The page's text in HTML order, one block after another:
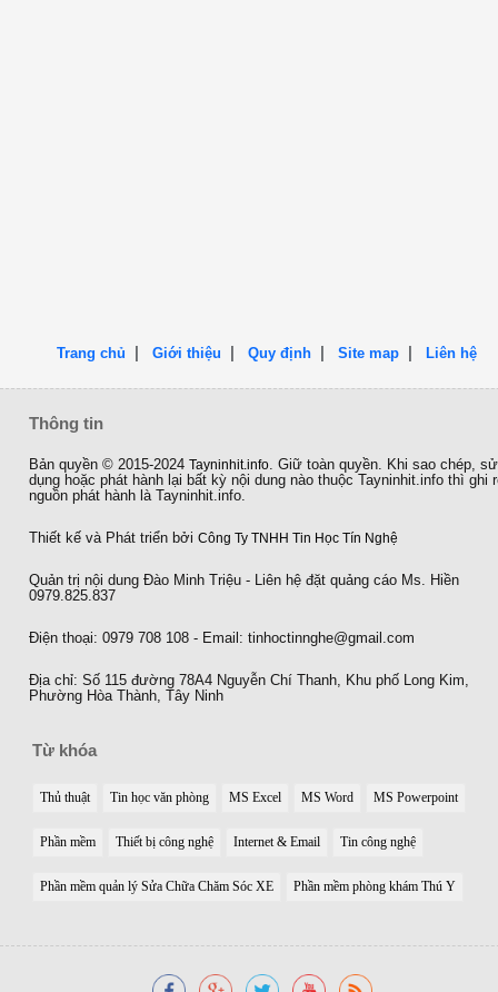
Trang chủ Giới thiệu Quy định Site map Liên hệ
Thông tin
Bản quyền © 2015-2024Tayninhit.info. Giữ toàn quyền. Khi sao chép, sử
dụng hoặc phát hành lại bất kỳ nội dung nào thuộc Tayninhit.info thì ghi
nguồn phát hành là Tayninhit.info.
Thiết kế và Phát triển bởiCông Ty TNHH Tin Học Tín Nghệ
Quản trị nội dung Đào Minh Triệu - Liên hệ đặt quảng cáo Ms. Hiền
0979.825.837
Điện thoại: 0979 708 108 - Email: tinhoctinnghe@gmail.com
Địa chỉ: Số 115 đường 78A4 Nguyễn Chí Thanh, Khu phố Long Kim,
Phường Hòa Thành, Tây Ninh
Từ khóa
Thủ thuật Tin học văn phòng MS Excel MS Word MS Powerpoint
Phần mềm Thiết bị công nghệ Internet & Email Tin công nghệ
Phần mềm quản lý Sửa Chữa Chăm Sóc XE Phần mềm phòng khám Thú Y